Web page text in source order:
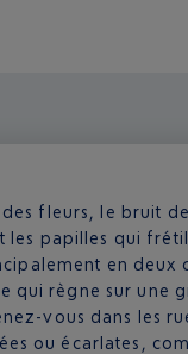
fleurs, le bruit
les papilles qui
en deux
qui règne sur une
vous dans les
ou écarlates,